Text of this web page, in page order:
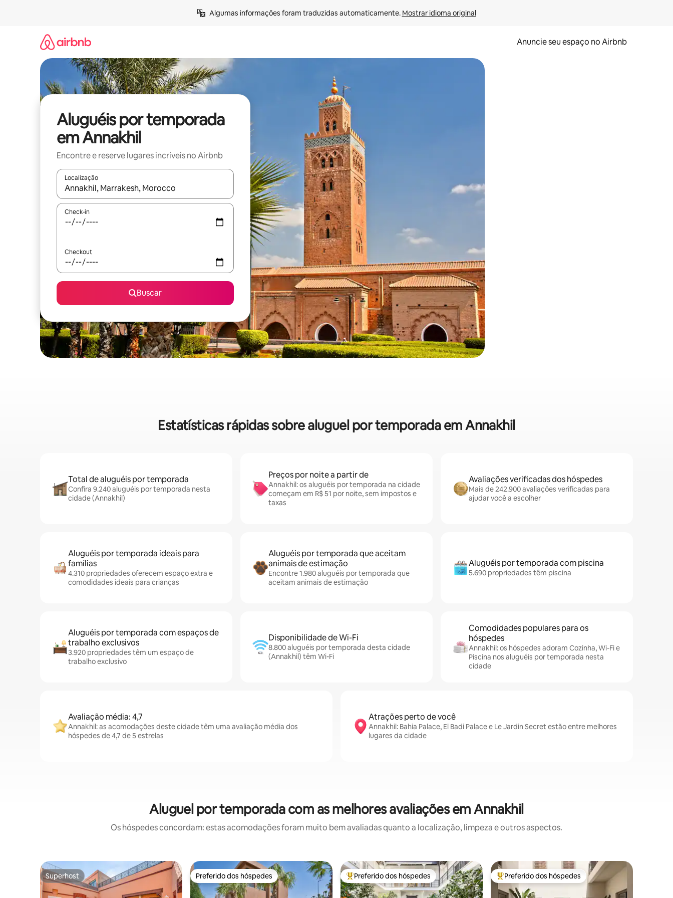
Algumas informações foram traduzidas automaticamente. Mostrar idioma original
Anuncie seu espaço no Airbnb
Aluguéis por temporada
em Annakhil
Encontre e reserve lugares incríveis no Airbnb
Localização
Quando os resultados estiverem disponíveis, explore-os usando as seta para cima e para baixo do teclado ou tocando e deslizando o dedo na tela.
Check-in
Checkout
Buscar
Estatísticas rápidas sobre aluguel por temporada em Annakhil
Total de aluguéis por temporada
Confira 9.240 aluguéis por temporada nesta
cidade (Annakhil)
Preços por noite a partir de
Annakhil: os aluguéis por temporada na cidade
começam em R$ 51 por noite, sem impostos e
taxas
Avaliações verificadas dos hóspedes
Mais de 242.900 avaliações verificadas para
ajudar você a escolher
Aluguéis por temporada ideais para
famílias
4.310 propriedades oferecem espaço extra e
comodidades ideais para crianças
Aluguéis por temporada que aceitam
animais de estimação
Encontre 1.980 aluguéis por temporada que
aceitam animais de estimação
Aluguéis por temporada com piscina
5.690 propriedades têm piscina
Aluguéis por temporada com espaços de
trabalho exclusivos
3.920 propriedades têm um espaço de
trabalho exclusivo
Disponibilidade de Wi-Fi
8.800 aluguéis por temporada desta cidade
(Annakhil) têm Wi-Fi
Comodidades populares para os
hóspedes
Annakhil: os hóspedes adoram Cozinha, Wi-Fi e
Piscina nos aluguéis por temporada nesta
cidade
Avaliação média: 4,7
Annakhil: as acomodações deste cidade têm uma avaliação média dos
hóspedes de 4,7 de 5 estrelas
Atrações perto de você
Annakhil: Bahia Palace, El Badi Palace e Le Jardin Secret estão entre melhores
lugares da cidade
Aluguel por temporada com as melhores avaliações em Annakhil
Os hóspedes concordam: estas acomodações foram muito bem avaliadas quanto a localização, limpeza e outros aspectos.
Superhost
Superhost Preferido dos hóspedes
Preferido dos hóspedes Entre os melhores preferidos dos hóspedes
Preferido dos hóspedes Entre os melhores preferidos dos hóspedes
Preferido dos hóspedes